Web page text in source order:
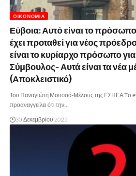
ΟΙΚΟΝΟΜΊΑ
Εύβοια: Αυτό είναι το
έχει προταθεί για νέος
είναι το κυρίαρχο πρόσωπο
Σύμβουλος- Αυτά είναι τα νέα
(Αποκλειστικό)
Του Παναγιώτη Μουσσά-Μέλους της ΕΣΗΕΑ Tο
προαναγγείλει ότι την…
30 Δεκεμβρίου 2025